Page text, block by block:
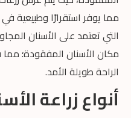
مما يوفر استقرارًا وطبيعية
التي تعتمد على الأسنان
مكان الأسنان المفقودة؛ مما
الراحة طويلة الأمد.
أنواع زراعة